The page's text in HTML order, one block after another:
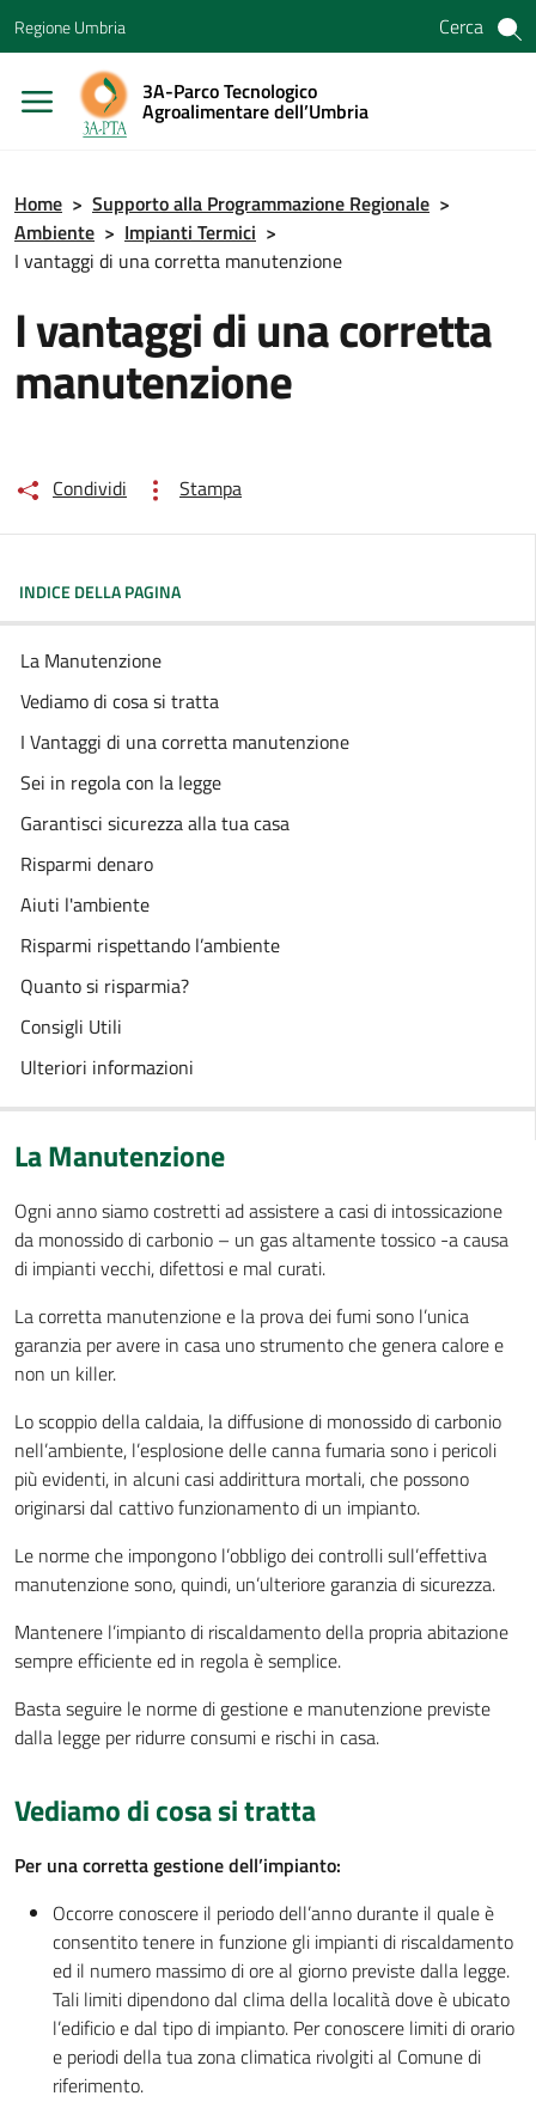
Vai al menu di navigazione
Vai al footer
Regione Umbria Cerca
3A-Parco Tecnologico
Agroalimentare dell’Umbria
Home > Supporto alla Programmazione Regionale >
Ambiente > Impianti Termici >
I vantaggi di una corretta manutenzione
I vantaggi di una corretta
manutenzione
Condividi Stampa
INDICE DELLA PAGINA
La Manutenzione
Vediamo di cosa si tratta
I Vantaggi di una corretta manutenzione
Sei in regola con la legge
Garantisci sicurezza alla tua casa
Risparmi denaro
Aiuti l'ambiente
Risparmi rispettando l’ambiente
Quanto si risparmia?
Consigli Utili
Ulteriori informazioni
La Manutenzione
Ogni anno siamo costretti ad assistere a casi di intossicazione
da monossido di carbonio – un gas altamente tossico -a causa
di impianti vecchi, difettosi e mal curati.
La corretta manutenzione e la prova dei fumi sono l’unica
garanzia per avere in casa uno strumento che genera calore e
non un killer.
Lo scoppio della caldaia, la diffusione di monossido di carbonio
nell’ambiente, l’esplosione delle canna fumaria sono i pericoli
più evidenti, in alcuni casi addirittura mortali, che possono
originarsi dal cattivo funzionamento di un impianto.
Le norme che impongono l’obbligo dei controlli sull’effettiva
manutenzione sono, quindi, un’ulteriore garanzia di sicurezza.
Mantenere l’impianto di riscaldamento della propria abitazione
sempre efficiente ed in regola è semplice.
Basta seguire le norme di gestione e manutenzione previste
dalla legge per ridurre consumi e rischi in casa.
Vediamo di cosa si tratta
Per una corretta gestione dell’impianto:
Occorre conoscere il periodo dell’anno durante il quale è
consentito tenere in funzione gli impianti di riscaldamento
ed il numero massimo di ore al giorno previste dalla legge.
Tali limiti dipendono dal clima della località dove è ubicato
l’edificio e dal tipo di impianto. Per conoscere limiti di orario
e periodi della tua zona climatica rivolgiti al Comune di
riferimento.